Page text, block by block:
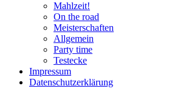
Mahlzeit!
On the road
Meisterschaften
Allgemein
Party time
Testecke
Impressum
Datenschutzerklärung